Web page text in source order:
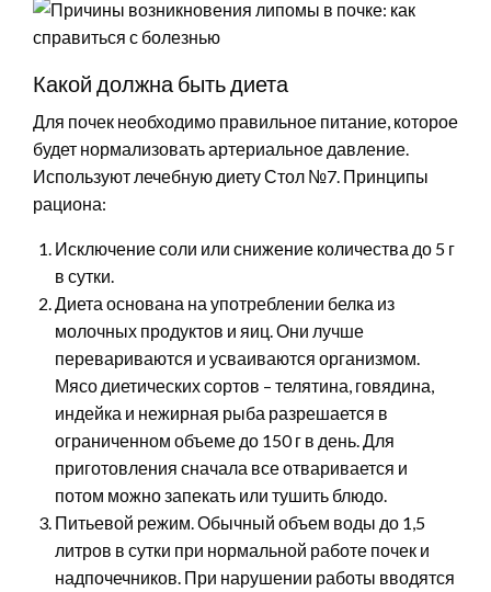
Какой должна быть диета
Для почек необходимо правильное питание, которое
будет нормализовать артериальное давление.
Используют лечебную диету Стол №7. Принципы
рациона:
Исключение соли или снижение количества до 5 г
в сутки.
Диета основана на употреблении белка из
молочных продуктов и яиц. Они лучше
перевариваются и усваиваются организмом.
Мясо диетических сортов – телятина, говядина,
индейка и нежирная рыба разрешается в
ограниченном объеме до 150 г в день. Для
приготовления сначала все отваривается и
потом можно запекать или тушить блюдо.
Питьевой режим. Обычный объем воды до 1,5
литров в сутки при нормальной работе почек и
надпочечников. При нарушении работы вводятся